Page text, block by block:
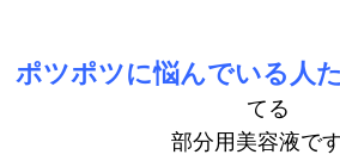
ポツポツに悩んでいる人
てる
部分用美容液です